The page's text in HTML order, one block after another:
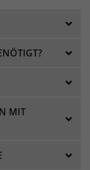
MIT
Besucher, die
Form.